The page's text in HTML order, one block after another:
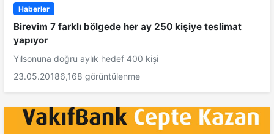
Haberler
Birevim 7 farklı bölgede her ay 250 kişiye teslimat
yapıyor
Yılsonuna doğru aylık hedef 400 kişi
23.05.20186,168 görüntülenme